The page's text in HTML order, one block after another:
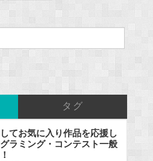
タグ
てお気に入り作品を応援し
ラミング・コンテスト一般